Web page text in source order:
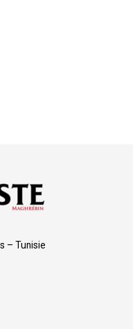
– Tunisie